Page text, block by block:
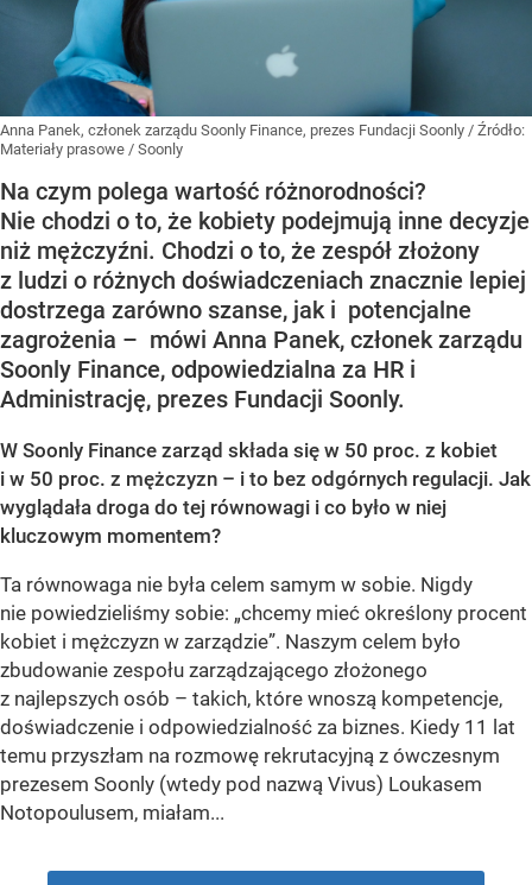
Anna Panek, członek zarządu Soonly Finance, prezes Fundacji Soonly / Źródło:
Materiały prasowe / Soonly
Na czym polega wartość różnorodności?
Nie chodzi o to, że kobiety podejmują inne decyzje
niż mężczyźni. Chodzi o to, że zespół złożony
z ludzi o różnych doświadczeniach znacznie lepiej
dostrzega zarówno szanse, jak i potencjalne
zagrożenia – mówi Anna Panek, członek zarządu
Soonly Finance, odpowiedzialna za HR i
Administrację, prezes Fundacji Soonly.
W Soonly Finance zarząd składa się w 50 proc. z kobiet
i w 50 proc. z mężczyzn – i to bez odgórnych regulacji. Jak
wyglądała droga do tej równowagi i co było w niej
kluczowym momentem?
Ta równowaga nie była celem samym w sobie. Nigdy
nie powiedzieliśmy sobie: „chcemy mieć określony procent
kobiet i mężczyzn w zarządzie”. Naszym celem było
zbudowanie zespołu zarządzającego złożonego
z najlepszych osób – takich, które wnoszą kompetencje,
doświadczenie i odpowiedzialność za biznes. Kiedy 11 lat
temu przyszłam na rozmowę rekrutacyjną z ówczesnym
prezesem Soonly (wtedy pod nazwą Vivus) Loukasem
Notopoulusem, miałam...